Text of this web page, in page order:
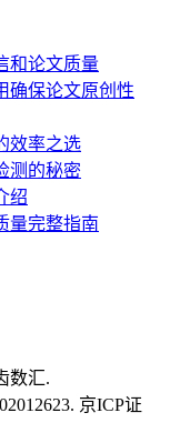
和论文质量
确保论文原创性
效率之选
测的秘密
绍
量完整指南
数汇.
京ICP证